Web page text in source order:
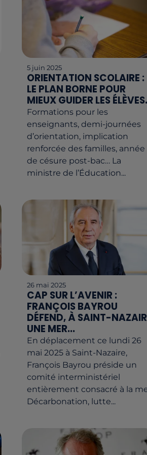
5 juin 2025
ORIENTATION SCOLAIRE :
LE PLAN BORNE POUR
MIEUX GUIDER LES
Formations pour les
enseignants, demi-journées
d’orientation, implication
renforcée des familles, année
de césure post-bac… La
ministre de l’Éducation...
26 mai 2025
CAP SUR L’AVENIR :
FRANÇOIS BAYROU
DÉFEND, À SAINT-
UNE MER...
En déplacement ce lundi 26
mai 2025 à Saint-Nazaire,
François Bayrou préside un
comité interministériel
entièrement consacré à la
Décarbonation, lutte...